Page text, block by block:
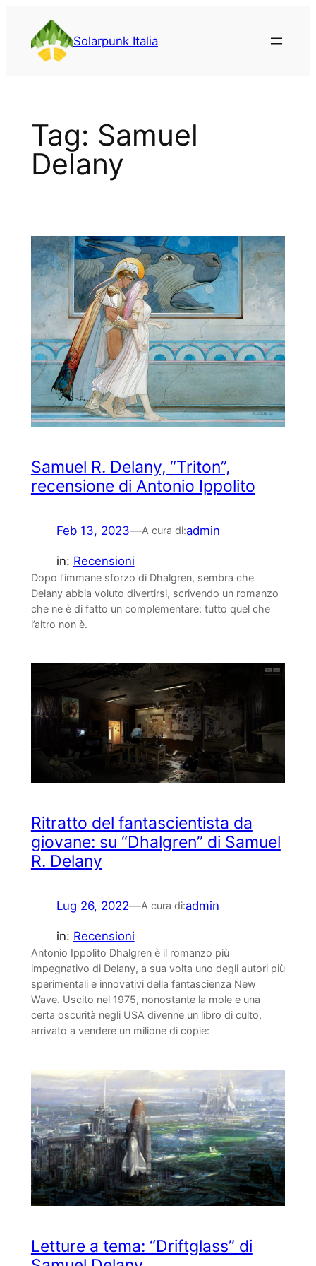
contenuto
Solarpunk Italia
Tag: Samuel
Delany
Samuel R. Delany, “Triton”,
recensione di Antonio Ippolito
Feb 13, 2023—A cura di:admin
in: Recensioni
Dopo l’immane sforzo di Dhalgren, sembra che
Delany abbia voluto divertirsi, scrivendo un romanzo
che ne è di fatto un complementare: tutto quel che
l’altro non è.
Ritratto del fantascientista da
giovane: su “Dhalgren” di Samuel
R. Delany
Lug 26, 2022—A cura di:admin
in: Recensioni
Antonio Ippolito Dhalgren è il romanzo più
impegnativo di Delany, a sua volta uno degli autori più
sperimentali e innovativi della fantascienza New
Wave. Uscito nel 1975, nonostante la mole e una
certa oscurità negli USA divenne un libro di culto,
arrivato a vendere un milione di copie:
Letture a tema: “Driftglass” di